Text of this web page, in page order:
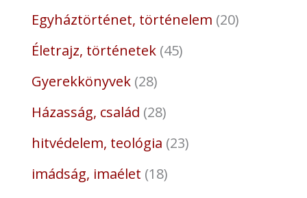
Egyháztörténet, történelem 20
Életrajz, történetek 45
Gyerekkönyvek 28
Házasság, család 28
hitvédelem, teológia 23
imádság, imaélet 18